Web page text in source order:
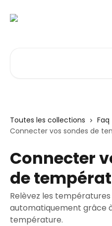
Toutes les collections
Faq
Connecter vos sondes de
Connecter
de
Relèvez les
automatiquement grâce
température.